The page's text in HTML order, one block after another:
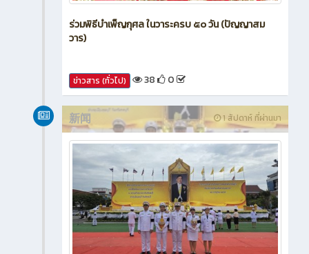
ร่วมพิธีบำเพ็ญกุศล ในวาระครบ ๕๐ วัน (ปัญญาสม
วาร)
ข่าวสาร (ทั่วไป) 38 0
1 สัปดาห์ ที่ผ่านมา
新闻